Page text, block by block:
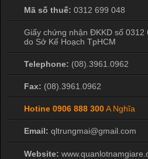
Mã số thuế: 0312 699 048
Giấy chứng nhận ĐKKD số
do Sở Kế Hoạch TpHCM
Telephone: (08).3961.0962
Fax: (08).3961.0962
Hotine 0906 888 300A Nghĩa
Email: qltrungmai@gmail.com
Website: